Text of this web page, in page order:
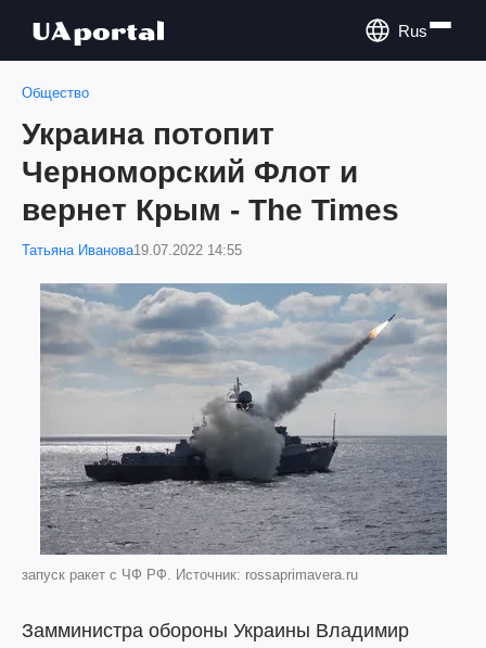
Rus
Общество
Украина потопит
Черноморский Флот и
вернет Крым - The Times
Татьяна Иванова19.07.2022 14:55
запуск ракет с ЧФ РФ. Источник: rossaprimavera.ru
Замминистра обороны Украины Владимир